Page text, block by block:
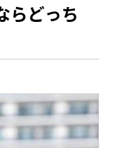
らどっち